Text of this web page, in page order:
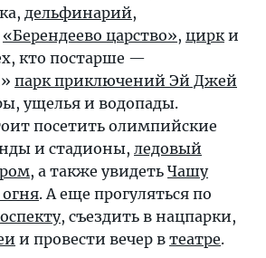
дельфинарий,
«Берендеево царство», цирк и
кто постарше —
парк приключений Эй Джей
ущелья и водопады.
посетить олимпийские
и стадионы, ледовый
, а также увидеть Чашу
. А еще прогуляться по
, съездить в нацпарки,
и провести вечер в театре.